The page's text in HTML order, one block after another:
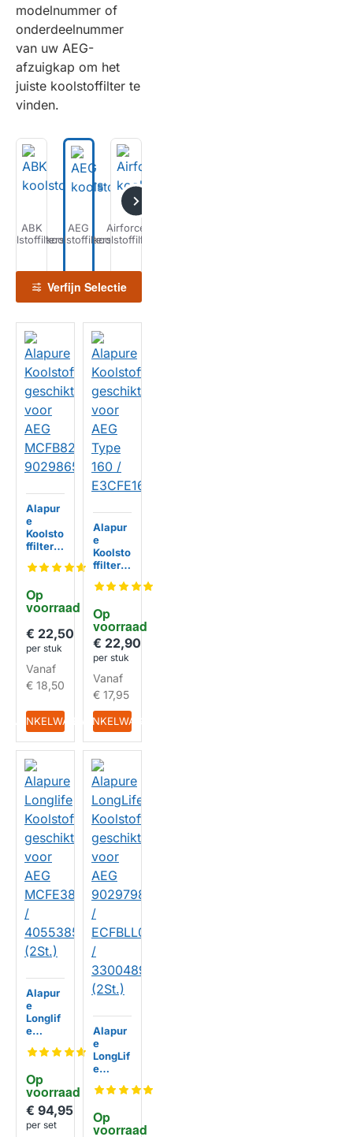
modelnummer of
onderdeelnummer
van uw AEG-
afzuigkap om het
juiste koolstoffilter te
vinden.
ABK
AEG
koolstoffilters
Airforce
koolstoffilterskoolstoffilters
Verfijn Selectie
Op
voorraad
Alapur
e
Koolsto
ffilter
kt voor
MCFB8
2ST /
5806
€ 22,50
per stuk
Vanaf
€ 18,50
IN WINKELWAGEN
HUISMERK
Op
voorraad
Alapur
e
Koolsto
ffilter
kt voor
Type
160 /
E3CFE1
60
€ 22,90
per stuk
Vanaf
€ 17,95
IN WINKELWAGEN
Op
voorraad
Alapur
e
Longlif
e
ffilter
kt voor
AEG
MCFE3
8 /
40553
€ 94,95
per set Op
voorraad
Alapur
e
LongLif
e
ffilters
kt voor
AEG